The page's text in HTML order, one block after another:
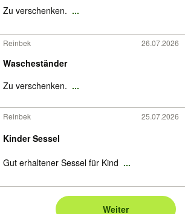
Zu verschenken. ...
Reinbek 26.07.2026
Wascheständer
Zu verschenken. ...
Reinbek 25.07.2026
Kinder Sessel
Gut erhaltener Sessel für Kind ...
Weiter